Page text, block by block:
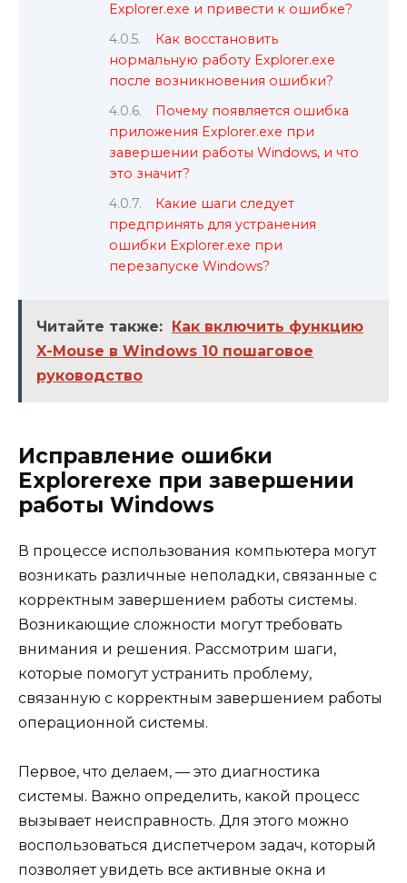
Explorer.exe и привести к ошибке?
Как восстановить
нормальную работу Explorer.exe
после возникновения ошибки?
Почему появляется ошибка
приложения Explorer.exe при
завершении работы Windows, и что
это значит?
Какие шаги следует
предпринять для устранения
ошибки Explorer.exe при
перезапуске Windows?
Читайте также: Как включить функцию
X-Mouse в Windows 10 пошаговое
руководство
Исправление ошибки
Explorerexe при завершении
работы Windows
В процессе использования компьютера могут
возникать различные неполадки, связанные с
корректным завершением работы системы.
Возникающие сложности могут требовать
внимания и решения. Рассмотрим шаги,
которые помогут устранить проблему,
связанную с корректным завершением работы
операционной системы.
Первое, что делаем, — это диагностика
системы. Важно определить, какой процесс
вызывает неисправность. Для этого можно
воспользоваться диспетчером задач, который
позволяет увидеть все активные окна и